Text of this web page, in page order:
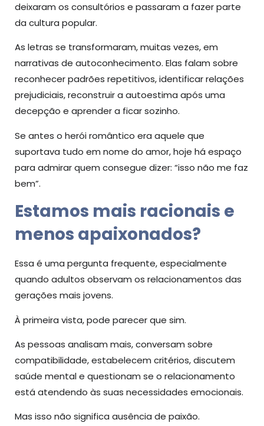
deixaram os consultórios e passaram a fazer parte
da cultura popular.
As letras se transformaram, muitas vezes, em
narrativas de autoconhecimento. Elas falam sobre
reconhecer padrões repetitivos, identificar relações
prejudiciais, reconstruir a autoestima após uma
decepção e aprender a ficar sozinho.
Se antes o herói romântico era aquele que
suportava tudo em nome do amor, hoje há espaço
para admirar quem consegue dizer: “isso não me faz
bem”.
Estamos mais racionais e
menos apaixonados?
Essa é uma pergunta frequente, especialmente
quando adultos observam os relacionamentos das
gerações mais jovens.
À primeira vista, pode parecer que sim.
As pessoas analisam mais, conversam sobre
compatibilidade, estabelecem critérios, discutem
saúde mental e questionam se o relacionamento
está atendendo às suas necessidades emocionais.
Mas isso não significa ausência de paixão.